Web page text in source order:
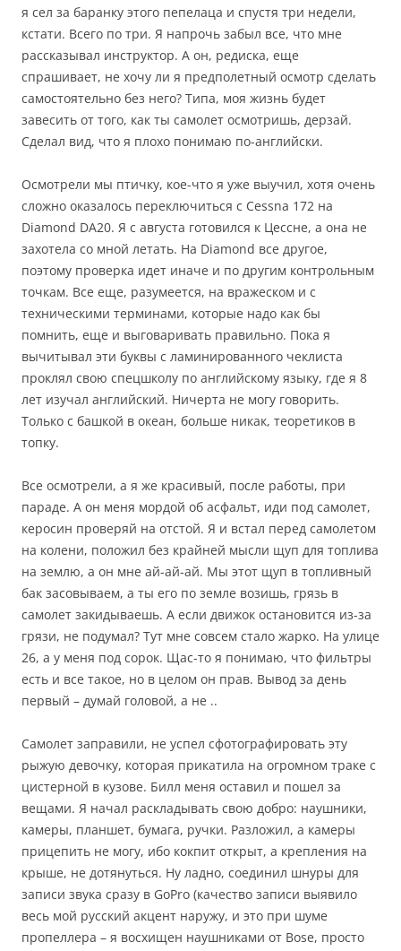
я сел за баранку этого пепелаца и спустя три недели,
кстати. Всего по три. Я напрочь забыл все, что мне
рассказывал инструктор. А он, редиска, еще
спрашивает, не хочу ли я предполетный осмотр сделать
самостоятельно без него? Типа, моя жизнь будет
завесить от того, как ты самолет осмотришь, дерзай.
Сделал вид, что я плохо понимаю по-английски.
Осмотрели мы птичку, кое-что я уже выучил, хотя очень
сложно оказалось переключиться с Cessna 172 на
Diamond DA20. Я с августа готовился к Цессне, а она не
захотела со мной летать. На Diamond все другое,
поэтому проверка идет иначе и по другим контрольным
точкам. Все еще, разумеется, на вражеском и с
техническими терминами, которые надо как бы
помнить, еще и выговаривать правильно. Пока я
вычитывал эти буквы с ламинированного чеклиста
проклял свою спецшколу по английскому языку, где я 8
лет изучал английский. Ничерта не могу говорить.
Только с башкой в океан, больше никак, теоретиков в
топку.
Все осмотрели, а я же красивый, после работы, при
параде. А он меня мордой об асфальт, иди под самолет,
керосин проверяй на отстой. Я и встал перед самолетом
на колени, положил без крайней мысли щуп для топлива
на землю, а он мне ай-ай-ай. Мы этот щуп в топливный
бак засовываем, а ты его по земле возишь, грязь в
самолет закидываешь. А если движок остановится из-за
грязи, не подумал? Тут мне совсем стало жарко. На улице
26, а у меня под сорок. Щас-то я понимаю, что фильтры
есть и все такое, но в целом он прав. Вывод за день
первый – думай головой, а не ..
Самолет заправили, не успел сфотографировать эту
рыжую девочку, которая прикатила на огромном траке с
цистерной в кузове. Билл меня оставил и пошел за
вещами. Я начал раскладывать свою добро: наушники,
камеры, планшет, бумага, ручки. Разложил, а камеры
прицепить не могу, ибо кокпит открыт, а крепления на
крыше, не дотянуться. Ну ладно, соединил шнуры для
записи звука сразу в GoPro (качество записи выявило
весь мой русский акцент наружу, и это при шуме
пропеллера – я восхищен наушниками от Bose, просто